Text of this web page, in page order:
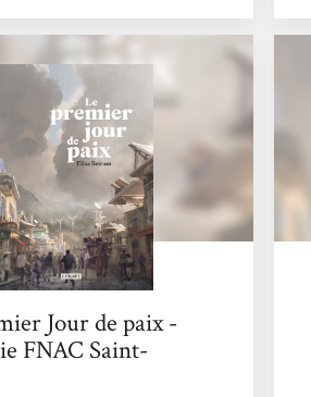
imaginer des conflits dus à la
des ressources, mais surtout à
qui pourrait résoudre ces
du récit n’occulte pas
Jour de paix -
FNAC Saint-